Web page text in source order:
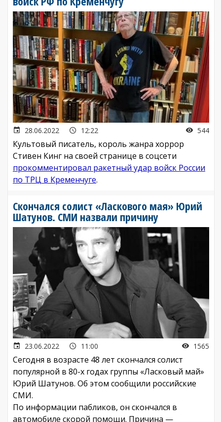
28.06.2022 12:22 544
Культовый писатель, король жанра хоррор
Стивен Кинг на своей странице в соцсети
прокомментировал ракетный удар войск России
по ТРЦ в Кременчуге.
Скончался солист «Ласкового мая» Юрий
Шатунов. СМИ назвали причину
23.06.2022 11:00 1565
Сегодня в возрасте 48 лет скончался солист
популярной в 80-х годах группы «Ласковый май»
Юрий Шатунов. Об этом сообщили российские
СМИ.
По информации пабликов, он скончался в
автомобиле скорой помощи. Причина —